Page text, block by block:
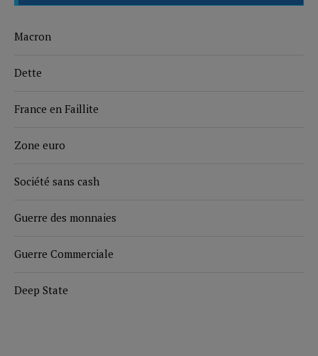
Macron
Dette
France en Faillite
Zone euro
Société sans cash
Guerre des monnaies
Guerre Commerciale
Deep State